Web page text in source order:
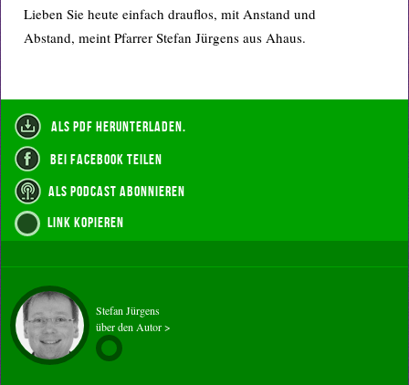
Lieben Sie heute einfach drauflos, mit Anstand und
Abstand, meint Pfarrer Stefan Jürgens aus Ahaus.
als PDF herunterladen.
bei Facebook teilen
als Podcast abonnieren
Link kopieren
Stefan Jürgens
über den Autor >